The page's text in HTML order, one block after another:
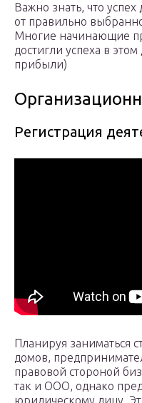
Важно знать, что
от правильно
Многие начинающие
достигли успеха в
прибыли)
Регистрация
Планируя заниматься
домов,
правовой стороной
так и ООО, однако
юридическому лицу.